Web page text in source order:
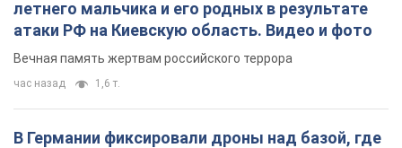
летнего мальчика и его родных в результате
атаки РФ на Киевскую область. Видео и фото
Вечная память жертвам российского террора
час назад 1,6 т.
В Германии фиксировали дроны над базой, где